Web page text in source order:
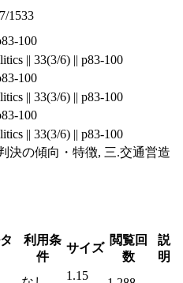
1533
100
|| 33(3/6) || p83-100
100
|| 33(3/6) || p83-100
100
|| 33(3/6) || p83-100
の傾向・特徴, 三.交通営造
利用条
件
サイズ
閲覧回
数
説
明
1.15